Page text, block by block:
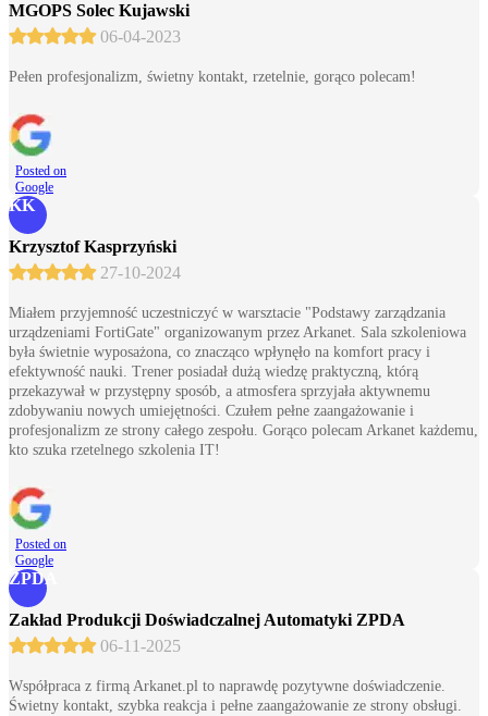
MGOPS Solec Kujawski
06-04-2023
Pełen profesjonalizm, świetny kontakt, rzetelnie, gorąco polecam!
Posted on
Google
KK
Krzysztof Kasprzyński
27-10-2024
Miałem przyjemność uczestniczyć w warsztacie "Podstawy zarządzania
urządzeniami FortiGate" organizowanym przez Arkanet. Sala szkoleniowa
była świetnie wyposażona, co znacząco wpłynęło na komfort pracy i
efektywność nauki. Trener posiadał dużą wiedzę praktyczną, którą
przekazywał w przystępny sposób, a atmosfera sprzyjała aktywnemu
zdobywaniu nowych umiejętności. Czułem pełne zaangażowanie i
profesjonalizm ze strony całego zespołu. Gorąco polecam Arkanet każdemu,
kto szuka rzetelnego szkolenia IT!
Posted on
Google
ZPDA
Zakład Produkcji Doświadczalnej Automatyki ZPDA
06-11-2025
Współpraca z firmą Arkanet.pl to naprawdę pozytywne doświadczenie.
Świetny kontakt, szybka reakcja i pełne zaangażowanie ze strony obsługi.